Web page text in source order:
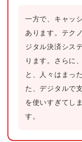
一方で、キャッ
あります。テク
ジタル決済シス
ります。さらに
と、人々はまっ
た、デジタルで
を使いすぎてし
す。